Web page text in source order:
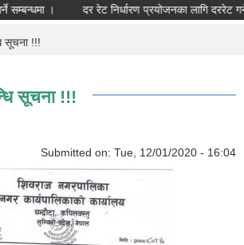
। दर रेट निर्धारण प्रयोजनका लागि दररेट
सूचना !!!
सूचना !!!
Submitted on: Tue, 12/01/2020 - 16:04